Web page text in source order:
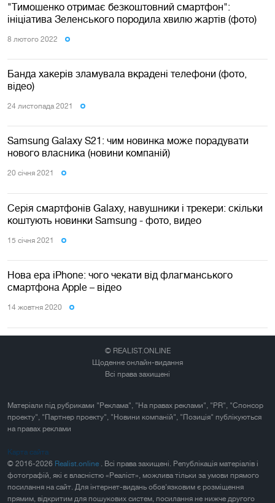
"Тимошенко отримає безкоштовний смартфон":
ініціатива Зеленського породила хвилю жартів (фото)
8 лютого 2022
Банда хакерів зламувала вкрадені телефони (фото,
відео)
24 листопада 2021
Samsung Galaxy S21: чим новинка може порадувати
нового власника (новини компаній)
20 сiчня 2021
Серія смартфонів Galaxy, навушники і трекери: скільки
коштують новинки Samsung - фото, видео
15 сiчня 2021
Нова ера iPhone: чого чекати від флагманського
смартфона Apple – відео
14 жовтня 2020
© REALIST.ONLINE
Щоденне онлайн-видання
Всі права захищені
Матеріали під рубриками "Реклама", "На правах реклами", "PR", "Спонсор
проекту", "Партнер проекту", "Новини компаній", "Позиція" публікуються
на правах реклами
Карта сайта
© 2016-2026 Realist.online
. Всі права захищені. Републікація матеріалів і
фотографій, які є власністю «Реаліст», можлива тільки за умови прямого
посилання на сайт. Для інтернет-видань обов'язковим є розміщення
прямим, відкритим для пошукових систем, посилання не нижче другого